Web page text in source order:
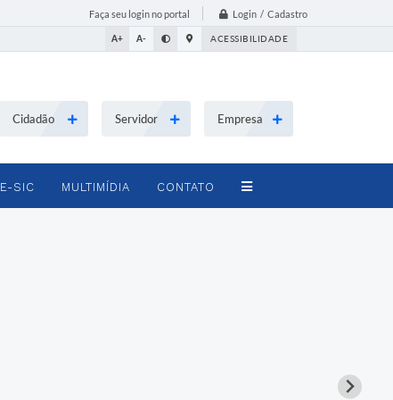
Faça seu login no portal Login / Cadastro
A+ A- ACESSIBILIDADE
Cidadão Servidor Empresa
E-SIC MULTIMÍDIA CONTATO